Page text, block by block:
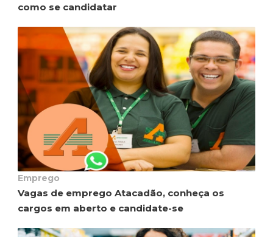
como se candidatar
Emprego
Vagas de emprego Atacadão, conheça os
cargos em aberto e candidate-se